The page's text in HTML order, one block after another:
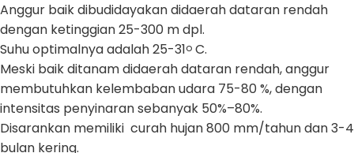
Anggur baik dibudidayakan didaerah dataran rendah
dengan ketinggian 25-300 m dpl.
Suhu optimalnya adalah 25-31o C.
Meski baik ditanam didaerah dataran rendah, anggur
membutuhkan kelembaban udara 75-80 %, dengan
intensitas penyinaran sebanyak 50%–80%.
Disarankan memiliki curah hujan 800 mm/tahun dan 3-4
bulan kering.